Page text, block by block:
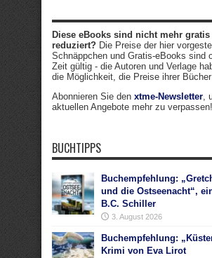
Diese eBooks sind nicht mehr gratis
reduziert? Die Preise der hier
Schnäppchen und Gratis-eBooks sind
Zeit gültig - die Autoren und Verlage
die Möglichkeit, die Preise ihrer Bücher
Abonnieren Sie den xtme-Newsletter ,
aktuellen Angebote mehr zu verpassen!
BUCHTIPPS
Buchempfehlung:
und die Ostseenacht“,
B.C. Schiller
3. August 2026
Buchempfehlung:
Krimi von Eva Lirot